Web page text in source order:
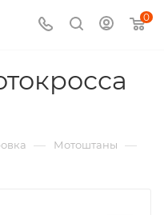
0
— Мотоштаны —